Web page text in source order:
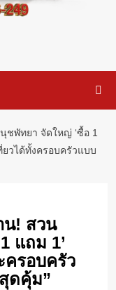
ชพัทยา จัดใหญ่ ‘ซื้อ 1
วได้ทั้งครอบครัวแบบ
น! สวน
แถม 1’
รอบครัว
ดคุ้ม”